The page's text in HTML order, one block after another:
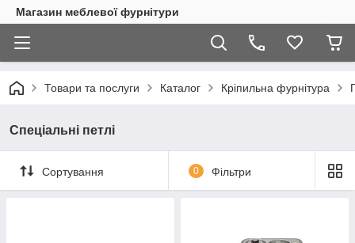
Магазин меблевої фурнітури
Товари та послуги Каталог Кріпильна фурнітура
Спеціальні петлі
Сортування 0 Фільтри